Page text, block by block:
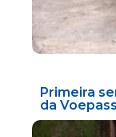
Primeira
da